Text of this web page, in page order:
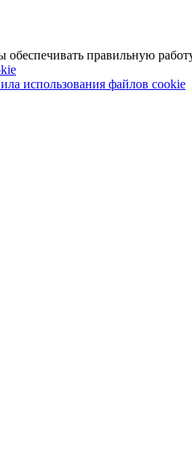
правильную
использования файлов cookie